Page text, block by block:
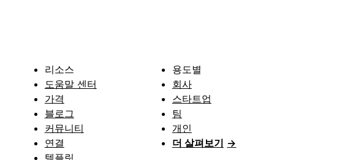
리소스
도움말 센터
가격
블로그
커뮤니티
연결
용도별
회사
스타트업
팀
개인
더 살펴보기 →